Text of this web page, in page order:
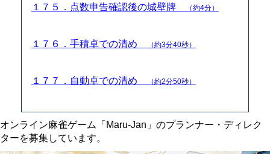
１７５．点数申告確認後の城壁牌 （約4分）
１７６．手積卓での清め （約3分40秒）
１７７．自動卓での清め （約2分50秒）
オンライン麻雀ゲーム「Maru-Jan」のプランナー・ディレク
ターを募集しています。